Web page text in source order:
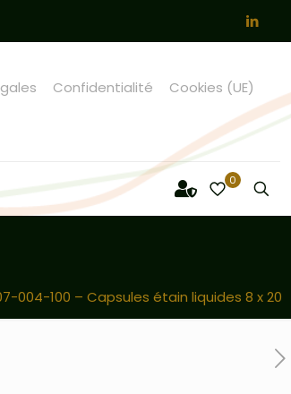
Confidentialité Cookies (UE)
0
004-100 – Capsules étain liquides 8 x 20